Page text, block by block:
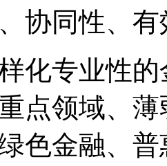
协同性、
专业性的
点领域、
色金融、